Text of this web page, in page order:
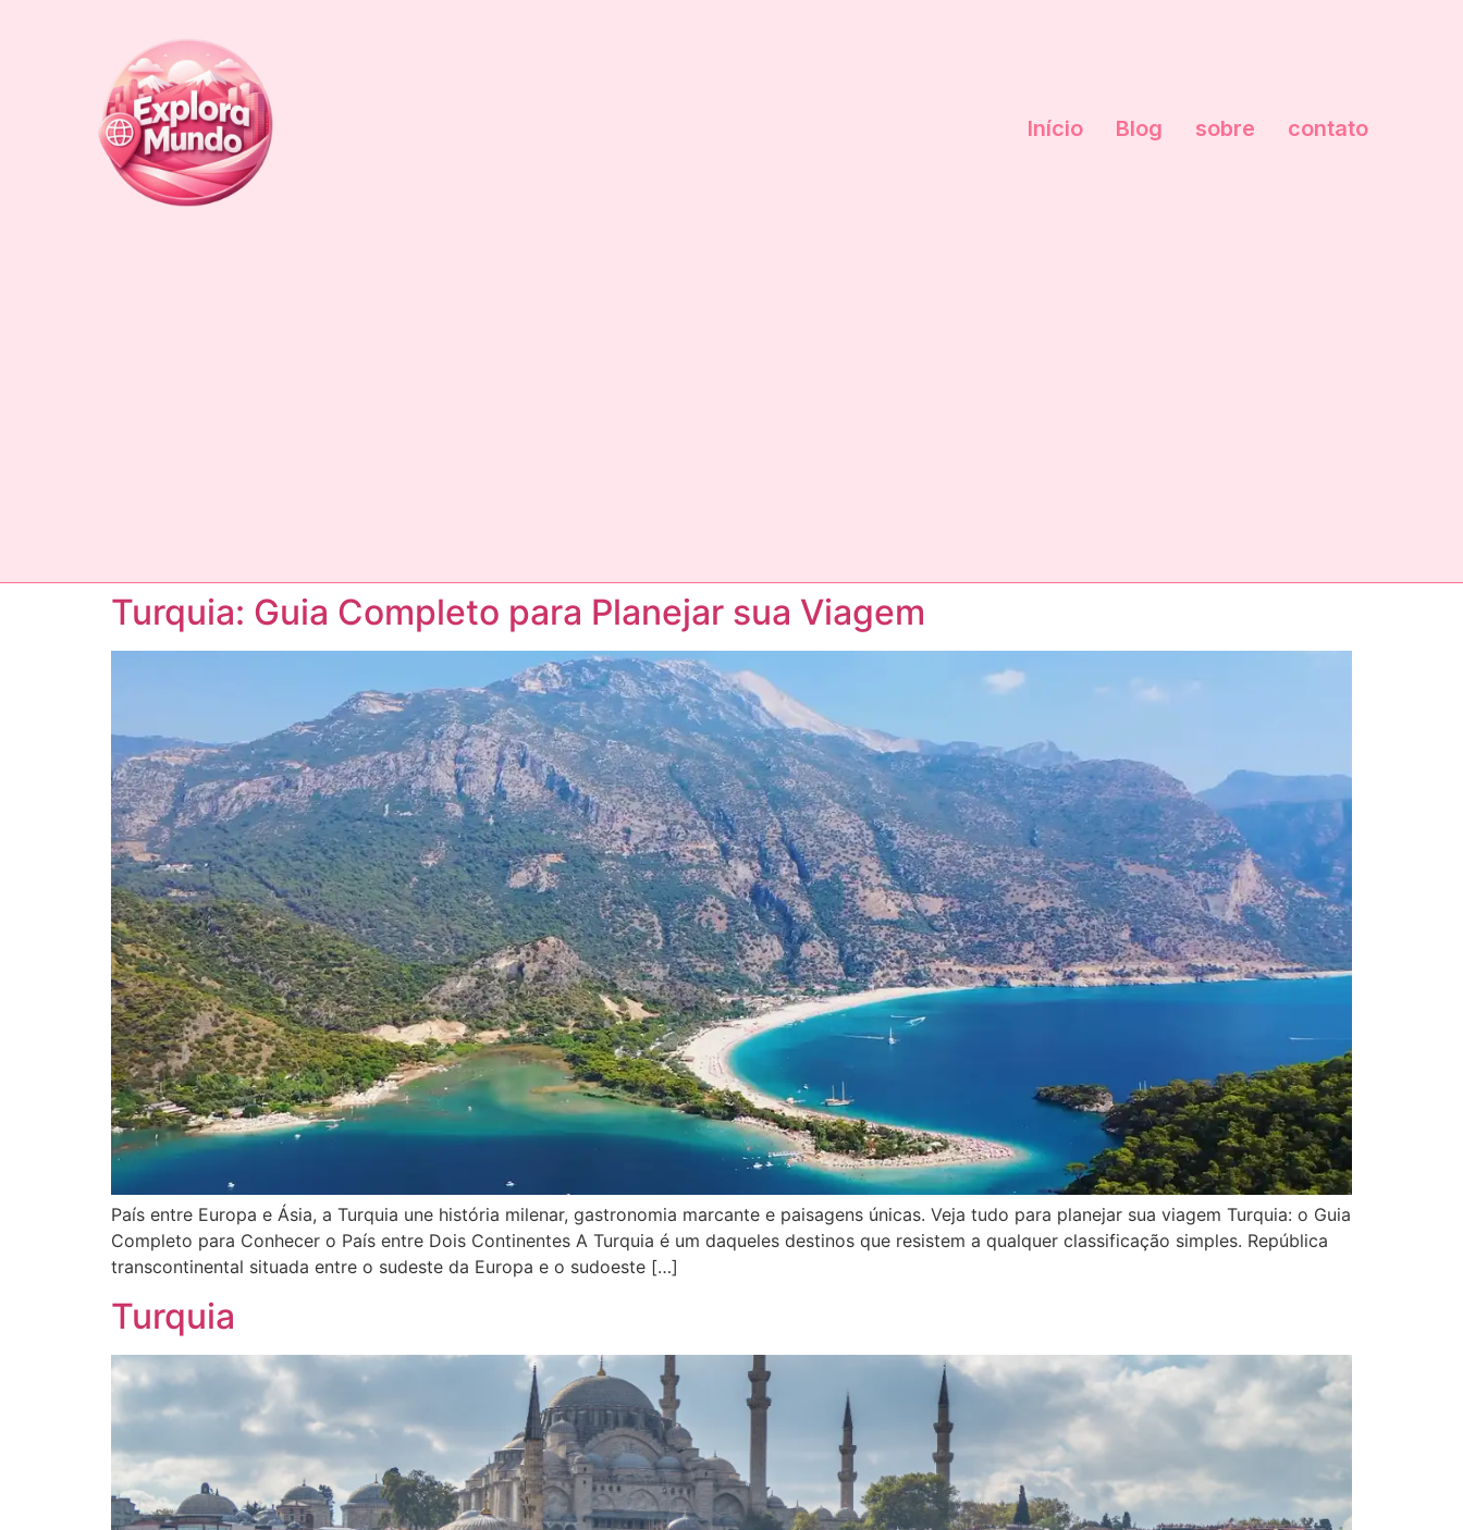
Início Blog sobre contato
Turquia: Guia Completo para Planejar sua Viagem
País entre Europa e Ásia, a Turquia une história milenar, gastronomia marcante e paisagens únicas. Veja tudo para planejar sua viagem Turquia: o Guia
Completo para Conhecer o País entre Dois Continentes A Turquia é um daqueles destinos que resistem a qualquer classificação simples. República
transcontinental situada entre o sudeste da Europa e o sudoeste […]
Turquia